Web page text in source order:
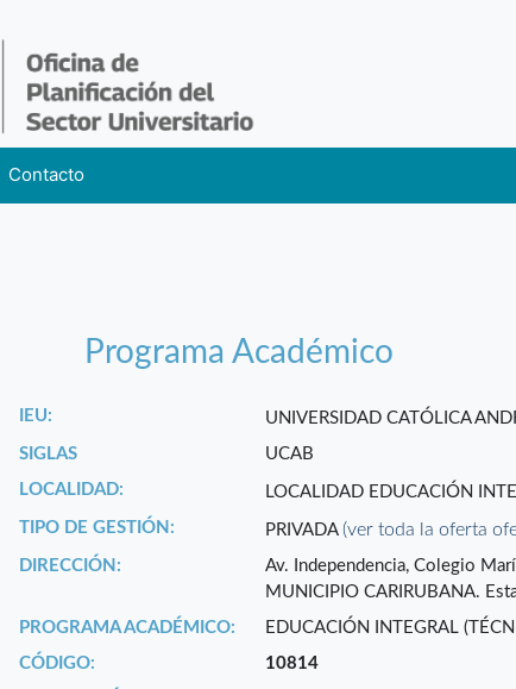
Contacto
Programa Académico
IEU: UNIVERSIDAD CATÓLICA
SIGLAS
UCAB
LOCALIDAD:
LOCALIDAD EDUCACIÓN
TIPO DE GESTIÓN: PRIVADA(ver toda la oferta
DIRECCIÓN:
Av. Independencia, Colegio
MUNICIPIO CARIRUBANA.
PROGRAMA ACADÉMICO:
EDUCACIÓN INTEGRAL
CÓDIGO:
10814